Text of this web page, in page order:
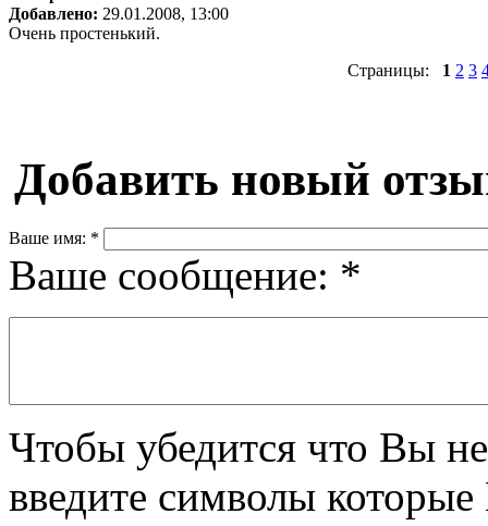
Добавлено: 29.01.2008, 13:00
Очень простенький.
Страницы: 1 2 3
Добавить новый
Ваше имя: *
Ваше сообщение: *
Чтобы убедится что Вы
введите символы